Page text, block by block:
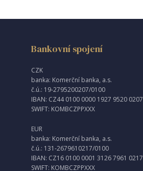
Bankovní spojení
CZK
banka: Komerční banka, a.s.
č.ú.: 19-2795200207/0100
IBAN: CZ44 0100 0000 1927 9520 0207
SWIFT: KOMBCZPPXXX
EUR
banka: Komerční banka, a.s.
č.ú.: 131-2679610217/0100
IBAN: CZ16 0100 0001 3126 7961 0217
SWIFT: KOMBCZPPXXX